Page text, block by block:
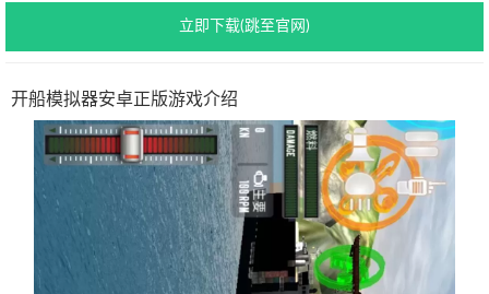
立即下载(跳至官网)
开船模拟器安卓正版游戏介绍